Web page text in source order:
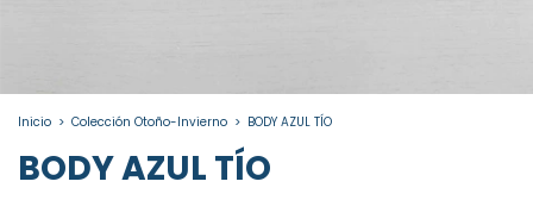
Inicio > Colección Otoño-Invierno > BODY AZUL TÍO
BODY AZUL TÍO